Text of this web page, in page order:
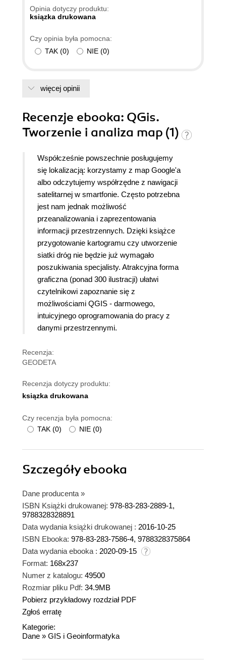
Opinia dotyczy produktu:
ksiązka drukowana
Czy opinia była pomocna:
TAK (0) NIE (0)
więcej opinii
Recenzje ebooka: QGis.
Tworzenie i analiza map (1)
Współcześnie powszechnie posługujemy
się lokalizacją: korzystamy z map Google'a
albo odczytujemy współrzędne z nawigacji
satelitarnej w smartfonie. Często potrzebna
jest nam jednak możliwość
przeanalizowania i zaprezentowania
informacji przestrzennych. Dzięki książce
przygotowanie kartogramu czy utworzenie
siatki dróg nie będzie już wymagało
poszukiwania specjalisty. Atrakcyjna forma
graficzna (ponad 300 ilustracji) ułatwi
czytelnikowi zapoznanie się z
możliwościami QGIS - darmowego,
intuicyjnego oprogramowania do pracy z
danymi przestrzennymi.
Recenzja:
GEODETA
Recenzja dotyczy produktu:
ksiązka drukowana
Czy recenzja była pomocna:
TAK (0) NIE (0)
Szczegółyebooka
Dane producenta »
ISBN Książki drukowanej: 978-83-283-2889-1,
9788328328891
Data wydania książki drukowanej : 2016-10-25
ISBN Ebooka: 978-83-283-7586-4, 9788328375864
Data wydania ebooka : 2020-09-15
Format: 168x237
Numer z katalogu: 49500
Rozmiar pliku Pdf: 34.9MB
Pobierz przykładowy rozdział PDF
Zgłoś erratę
Kategorie:
Dane » GIS i Geoinformatyka